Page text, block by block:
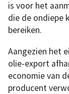
is voor het
die de ondiepe
bereiken.
Aangezien het
olie-export
economie van
producent